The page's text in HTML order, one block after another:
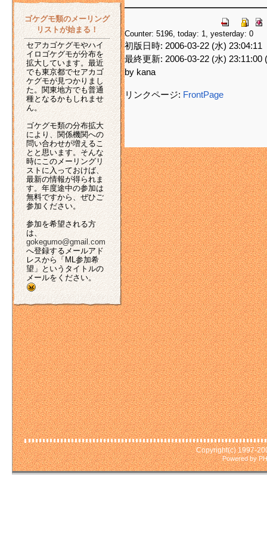
ゴケグモ類のメーリング
リストが始まる！
セアカゴケグモやハイ
イロゴケグモが分布を
拡大しています。最近
でも東京都でセアカゴ
ケグモが見つかりまし
た。関東地方でも普通
種となるかもしれませ
ん。
ゴケグモ類の分布拡大
により、関係機関への
問い合わせが増えるこ
とと思います。そんな
時にこのメーリングリ
ストに入っておけば、
最新の情報が得られま
す。年度途中の参加は
無料ですから、ぜひご
参加ください。
参加を希望される方
は、
gokegumo@gmail.com
へ登録するメールアド
レスから「ML参加希
望」というタイトルの
メールをください。
Counter: 5196, today: 1, yesterday: 0
初版日時: 2006-03-22 (水) 23:04:11
最終更新: 2006-03-22 (水) 23:11:00
by kana
リンクページ: FrontPage
Copyright(c) 1997-
Powered by